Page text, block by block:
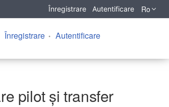
Înregistrare Autentificare Ro
Înregistrare Autentificare
pilot și transfer